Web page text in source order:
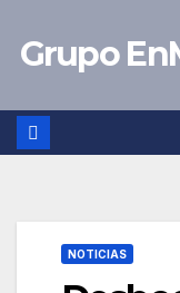
Grupo
NOTICIAS